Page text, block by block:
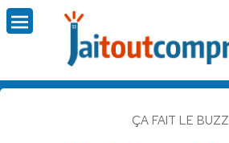
ÇA FAIT LE BUZZ